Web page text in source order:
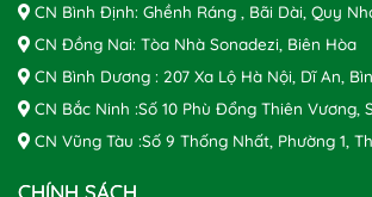
CN Bình Định: Ghềnh Ráng , Bãi Dài, Quy
CN Đồng Nai: Tòa Nhà Sonadezi, Biên Hòa
CN Bình Dương : 207 Xa Lộ Hà Nội, Dĩ An,
CN Bắc Ninh :Số 10 Phù Đổng Thiên Vương,
CN Vũng Tàu :Số 9 Thống Nhất, Phường 1,
CHÍNH SÁCH